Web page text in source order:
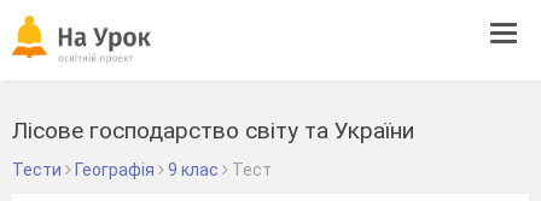
Лісове господарство світу та України
Тести Географія 9 клас Тест